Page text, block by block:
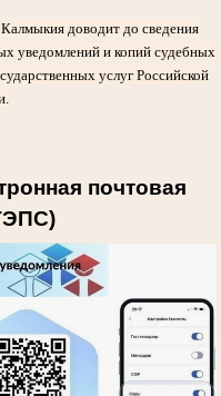
доводит до сведения
уведомлений и копий судебных
услуг Российской
почтовая